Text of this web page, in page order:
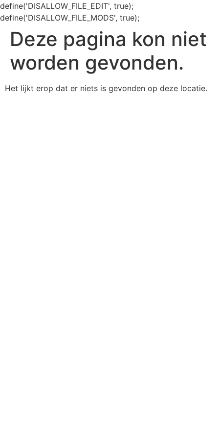
define('DISALLOW_FILE_EDIT', true);
define('DISALLOW_FILE_MODS', true);
Deze pagina kon niet
worden gevonden.
Het lijkt erop dat er niets is gevonden op deze locatie.